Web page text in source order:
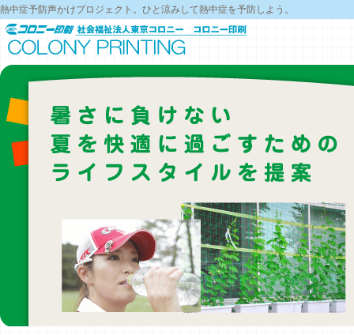
熱中症予防声かけプロジェクト。ひと涼みして熱中症を予防しよう。